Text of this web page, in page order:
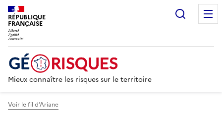
RÉPUBLIQUE
FRANÇAISE
Mieux connaître les risques sur le territoire
Voir le fil d’Ariane